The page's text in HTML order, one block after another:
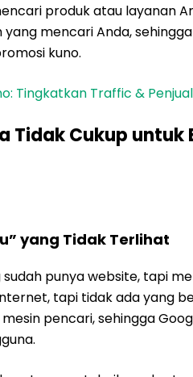
produk atau layanan
mencari Anda,
kuno.
Tingkatkan Traffic &
Tidak Cukup untuk
yang Tidak Terlihat
punya website, tapi
tapi tidak ada yang
pencari, sehingga